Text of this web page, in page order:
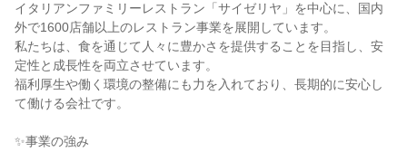
イタリアンファミリーレストラン「サイゼリヤ」を中心に、国内
外で1600店舗以上のレストラン事業を展開しています。
私たちは、食を通じて人々に豊かさを提供することを目指し、安
定性と成長性を両立させています。
福利厚生や働く環境の整備にも力を入れており、長期的に安心し
て働ける会社です。
✨事業の強み